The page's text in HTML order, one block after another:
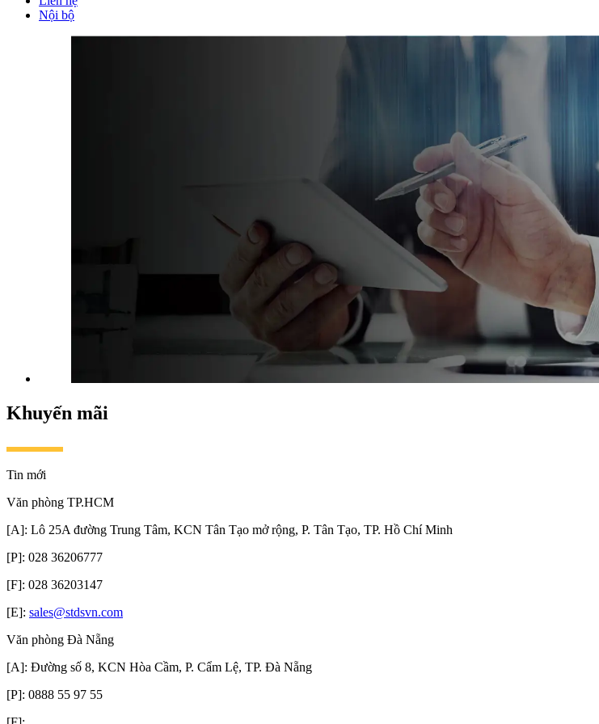
Nội bộ
Khuyến mãi
Tin mới
Văn phòng TP.HCM
[A]: Lô 25A đường Trung Tâm, KCN Tân Tạo mở rộng, P. Tân Tạo, TP. Hồ Chí Minh
[P]: 028 36206777
[F]: 028 36203147
[E]: sales@stdsvn.com
Văn phòng Đà Nẵng
[A]: Đường số 8, KCN Hòa Cầm, P. Cẩm Lệ, TP. Đà Nẵng
[P]: 0888 55 97 55